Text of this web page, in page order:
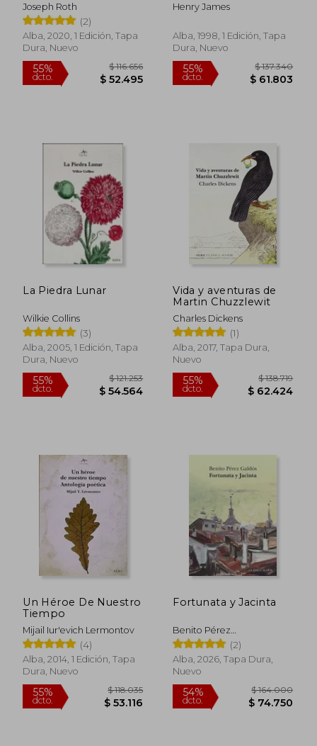
Joseph Roth
(2)
Alba, 2020, 1 Edición, Tapa
Dura, Nuevo
$ 52.495
Henry James
Alba, 1998, 1 Edición, Tapa
Dura, Nuevo
55%
dcto.
La Piedra Lunar
Wilkie Collins
(3)
Alba, 2005, 1 Edición, Tapa
Dura, Nuevo
Vida y aventuras de
Martin Chuzzlewit
Charles Dickens
(1)
Alba, 2017, Tapa Dura,
Nuevo
Un Héroe De Nuestro
Tiempo
Mijail Iur'evich Lermontov
(4)
Alba, 2014, 1 Edición, Tapa
Dura, Nuevo
Fortunata y Jacinta
Benito Pérez
Galdós;Ignacio Echevarría
(2)
Alba, 2026, Tapa Dura,
Nuevo